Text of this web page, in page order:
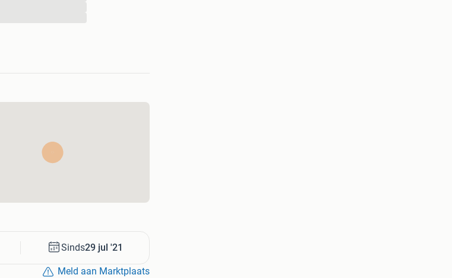
Sinds29 jul '21
Meld aan Marktplaats